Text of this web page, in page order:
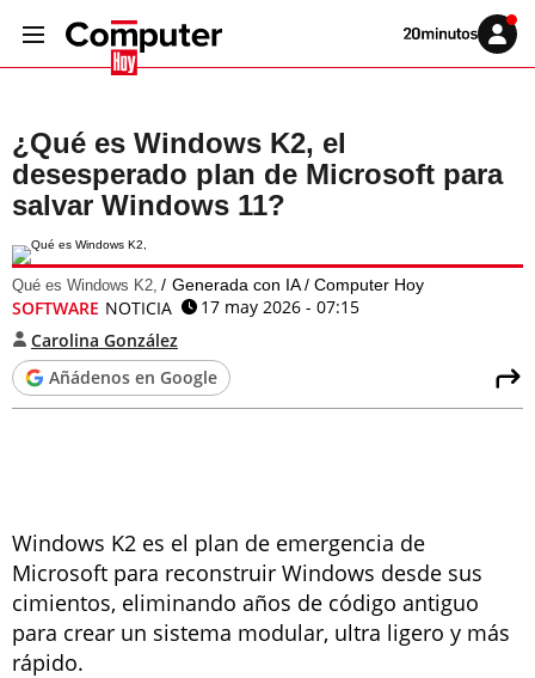
Volver
Iniciar
sesión
¿Qué es Windows K2, el
desesperado plan de Microsoft para
salvar Windows 11?
Qué es Windows K2, Generada con IA / Computer Hoy
SOFTWARE NOTICIA
17 may 2026 - 07:15
Carolina González
Añádenos en Google
Windows K2 es el plan de emergencia de
Microsoft para reconstruir Windows desde sus
cimientos, eliminando años de código antiguo
para crear un sistema modular, ultra ligero y más
rápido.